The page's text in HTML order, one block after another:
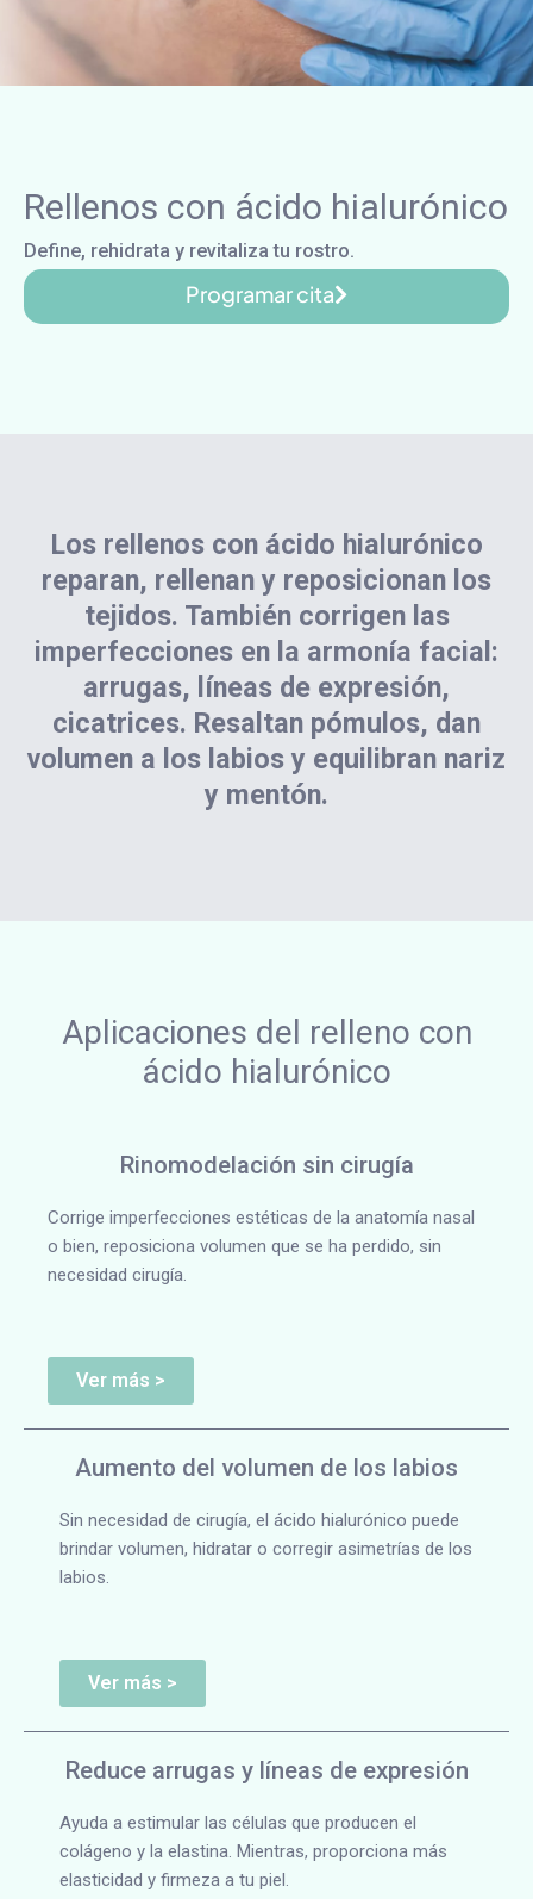
Rellenos con ácido hialurónico
Define, rehidrata y revitaliza tu rostro.
Programar cita
Los rellenos con ácido hialurónico
reparan, rellenan y reposicionan los
tejidos. También corrigen las
imperfecciones en la armonía facial:
arrugas, líneas de expresión,
cicatrices. Resaltan pómulos, dan
volumen a los labios y equilibran nariz
y mentón.
Aplicaciones del relleno con
ácido hialurónico
Rinomodelación sin cirugía
Corrige imperfecciones estéticas de la anatomía nasal
o bien, reposiciona volumen que se ha perdido, sin
necesidad cirugía.
Ver más >
Aumento del volumen de los labios
Sin necesidad de cirugía, el ácido hialurónico puede
brindar volumen, hidratar o corregir asimetrías de los
labios.
Ver más >
Reduce arrugas y líneas de expresión
Ayuda a estimular las células que producen el
colágeno y la elastina. Mientras, proporciona más
elasticidad y firmeza a tu piel.